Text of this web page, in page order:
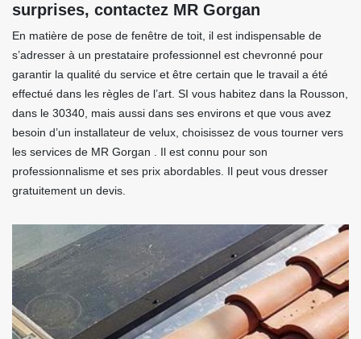
surprises, contactez MR Gorgan
En matière de pose de fenêtre de toit, il est indispensable de
s’adresser à un prestataire professionnel est chevronné pour
garantir la qualité du service et être certain que le travail a été
effectué dans les règles de l’art. SI vous habitez dans la Rousson,
dans le 30340, mais aussi dans ses environs et que vous avez
besoin d’un installateur de velux, choisissez de vous tourner vers
les services de MR Gorgan . Il est connu pour son
professionnalisme et ses prix abordables. Il peut vous dresser
gratuitement un devis.